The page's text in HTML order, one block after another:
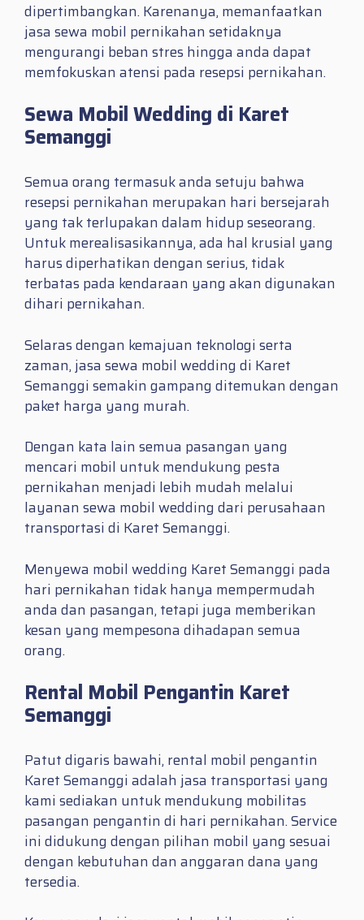
dipertimbangkan. Karenanya, memanfaatkan
jasa sewa mobil pernikahan setidaknya
mengurangi beban stres hingga anda dapat
memfokuskan atensi pada resepsi pernikahan.
Sewa Mobil Wedding di Karet
Semanggi
Semua orang termasuk anda setuju bahwa
resepsi pernikahan merupakan hari bersejarah
yang tak terlupakan dalam hidup seseorang.
Untuk merealisasikannya, ada hal krusial yang
harus diperhatikan dengan serius, tidak
terbatas pada kendaraan yang akan digunakan
dihari pernikahan.
Selaras dengan kemajuan teknologi serta
zaman, jasa sewa mobil wedding di Karet
Semanggi semakin gampang ditemukan dengan
paket harga yang murah.
Dengan kata lain semua pasangan yang
mencari mobil untuk mendukung pesta
pernikahan menjadi lebih mudah melalui
layanan sewa mobil wedding dari perusahaan
transportasi di Karet Semanggi.
Menyewa mobil wedding Karet Semanggi pada
hari pernikahan tidak hanya mempermudah
anda dan pasangan, tetapi juga memberikan
kesan yang mempesona dihadapan semua
orang.
Rental Mobil Pengantin Karet
Semanggi
Patut digaris bawahi, rental mobil pengantin
Karet Semanggi adalah jasa transportasi yang
kami sediakan untuk mendukung mobilitas
pasangan pengantin di hari pernikahan. Service
ini didukung dengan pilihan mobil yang sesuai
dengan kebutuhan dan anggaran dana yang
tersedia.